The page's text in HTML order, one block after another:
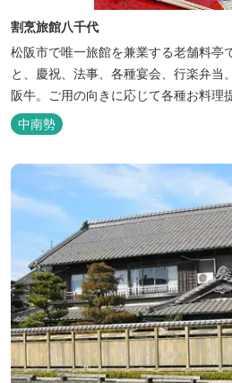
割烹旅館八千代
松阪市で唯一旅館を兼業する老舗料亭
と、慶祝、法事、各種宴会、行楽弁当
阪牛。ご用の向きに応じて各種お料理
のご用もたまわります。 国登録有形文
昔風情をお楽しみください。
中南勢